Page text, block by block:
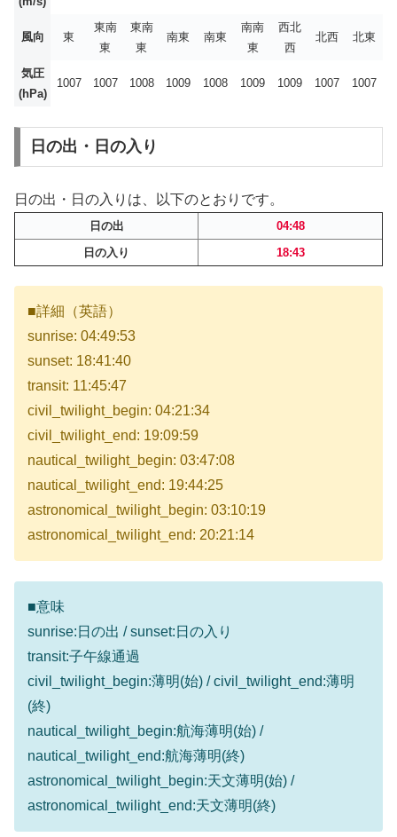
風向 東
東南
東
東南
東
南東 南東
南南
東
西北
西
北西 北東
気圧
(hPa)
1007 1007 1008 1009 1008 1009 1009 1007 1007
日の出・日の入り
日の出・日の入りは、以下のとおりです。
日の出
04:48
日の入り
18:43
■詳細（英語）
sunrise: 04:49:53
sunset: 18:41:40
transit: 11:45:47
civil_twilight_begin: 04:21:34
civil_twilight_end: 19:09:59
nautical_twilight_begin: 03:47:08
nautical_twilight_end: 19:44:25
astronomical_twilight_begin: 03:10:19
astronomical_twilight_end: 20:21:14
■意味
sunrise:日の出 / sunset:日の入り
transit:子午線通過
civil_twilight_begin:薄明(始) / civil_twilight_end:薄明
(終)
nautical_twilight_begin:航海薄明(始) /
nautical_twilight_end:航海薄明(終)
astronomical_twilight_begin:天文薄明(始) /
astronomical_twilight_end:天文薄明(終)